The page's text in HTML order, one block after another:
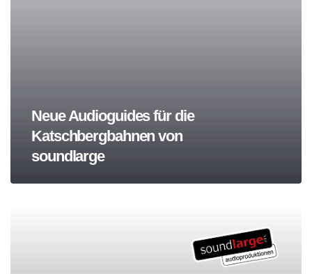
Neue Audioguides für die
Katschbergbahnen von
soundlarge